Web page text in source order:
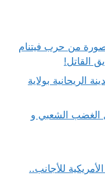
من حرب فيتنام
القاتل!
الريحانية بولاية
الغضب الشعبي و
للأجانب..